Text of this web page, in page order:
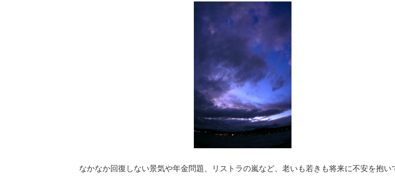
なかなか回復しない景気や年金問題、リストラの嵐など、老いも若きも将来に不安を抱い